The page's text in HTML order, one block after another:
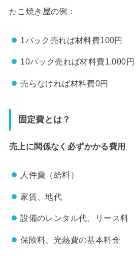
たこ焼き屋の例：
1パック売れば材料費100円
10パック売れば材料費1,000円
売らなければ材料費0円
固定費とは？
売上に関係なく必ずかかる費用
人件費（給料）
家賃、地代
設備のレンタル代、リース料
保険料、光熱費の基本料金